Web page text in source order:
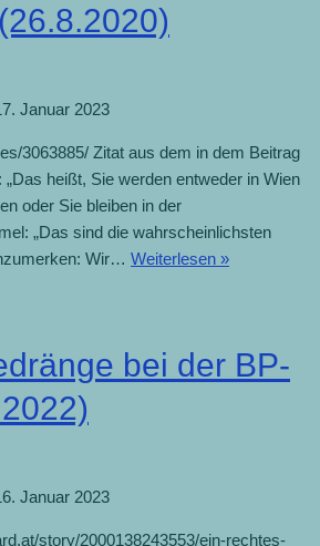
Januar 2023
3063885/ Zitat aus dem in dem Beitrag
heißt, Sie werden entweder in Wien
oder Sie bleiben in der
„Das sind die wahrscheinlichsten
Wir… Weiterlesen »
bei der BP-
Januar 2023
story/2000138243553/ein-rechtes-